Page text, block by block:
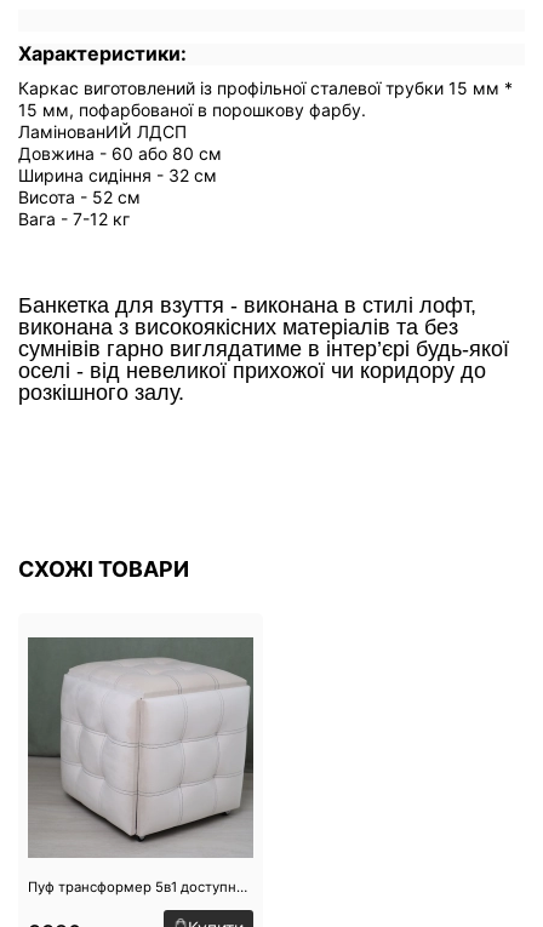
Характеристики:
Каркас виготовлений із профільної сталевої трубки 15 мм *
15 мм, пофарбованої в порошкову фарбу.
ЛамінованИЙ ЛДСП
Довжина - 60 або 80 см
Ширина сидіння - 32 см
Висота - 52 см
Вага - 7-12 кг
Банкетка для взуття - виконана в стилі лофт,
виконана з високоякісних матеріалів та без
сумнівів гарно виглядатиме в інтер’єрі будь-якої
оселі - від невеликої прихожої чи коридору до
розкішного залу.
СХОЖІ ТОВАРИ
Пуф трансформер 5в1 доступний на складі №11